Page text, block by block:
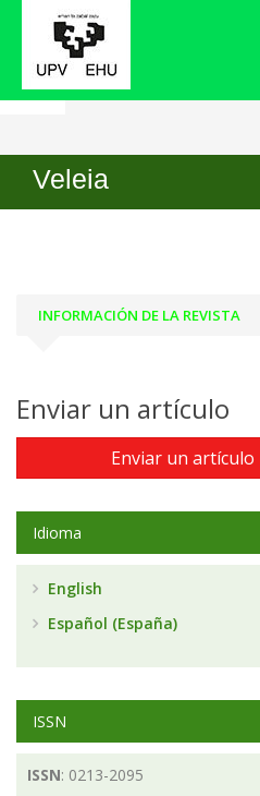
Veleia
Inicio Archivos
INFORMACIÓN DE LA REVISTA
Enviar un artículo
Enviar un artículo
Idioma
English
Español (España)
ISSN
ISSN: 0213-2095